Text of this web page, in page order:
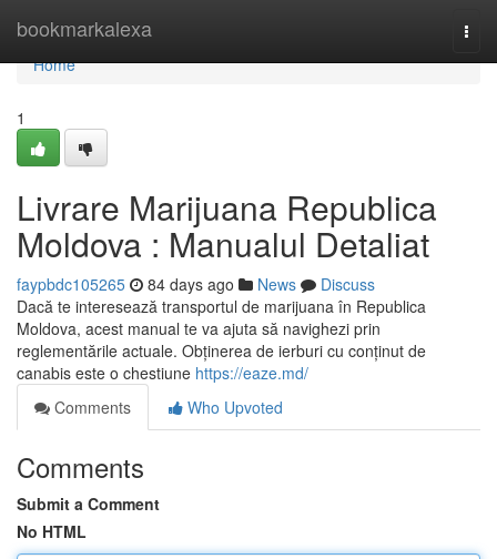
bookmarkalexa
Home
Home
1
Livrare Marijuana Republica
Moldova : Manualul Detaliat
faypbdc105265 84 days ago News
Discuss
Dacă te interesează transportul de marijuana în Republica
Moldova, acest manual te va ajuta să navighezi prin
reglementările actuale. Obținerea de ierburi cu conținut de
canabis este o chestiune https://eaze.md/
Comments
Who Upvoted
Comments
Submit a Comment
No HTML